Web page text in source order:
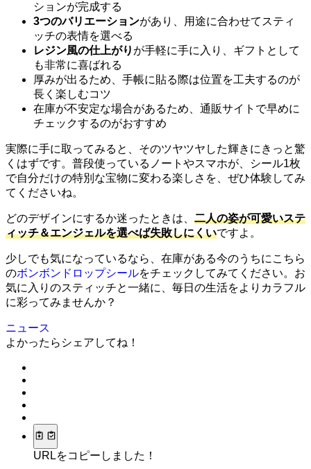
ションが完成する
3つのバリエーションがあり、用途に合わせてスティ
ッチの表情を選べる
レジン風の仕上がり が手軽に手に入り、ギフトとして
も非常に喜ばれる
厚みが出るため、手帳に貼る際は位置を工夫するのが
長く楽しむコツ
在庫が不安定な場合があるため、通販サイトで早めに
チェックするのがおすすめ
実際に手に取ってみると、そのツヤツヤした輝きにきっと驚
くはずです。普段使っているノートやスマホが、シール1枚
で自分だけの特別な宝物に変わる楽しさを、ぜひ体験してみ
てくださいね。
どのデザインにするか迷ったときは、 二人の姿が可愛いステ
ィッチ＆エンジェルを選べば失敗しにくいですよ。
少しでも気になっているなら、在庫がある今のうちにこちら
のボンボンドロップシールをチェックしてみてください。お
気に入りのスティッチと一緒に、毎日の生活をよりカラフル
に彩ってみませんか？
ニュース
よかったらシェアしてね！
URLをコピーしました！